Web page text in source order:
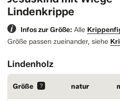
Lindenkrippe
Infos zur Größe: Alle
Größe passen zueinander, siehe
Lindenholz
Größe ? natur